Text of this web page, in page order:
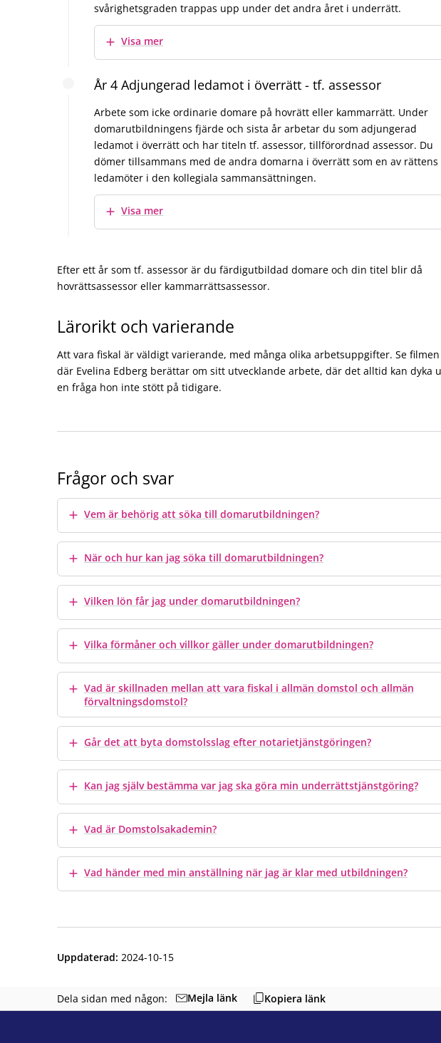
svårighetsgraden trappas upp under det andra året i underrätt.
Visa mer
År 4 Adjungerad ledamot i överrätt - tf. assessor
Arbete som icke ordinarie domare på hovrätt eller kammarrätt. Under
domarutbildningens fjärde och sista år arbetar du som adjungerad
ledamot i överrätt och har titeln tf. assessor, tillförordnad assessor. Du
dömer tillsammans med de andra domarna i överrätt som en av rättens
ledamöter i den kollegiala sammansättningen.
Visa mer
Efter ett år som tf. assessor är du färdigutbildad domare och din titel blir då
hovrättsassessor eller kammarrättsassessor.
Lärorikt och varierande
Att vara fiskal är väldigt varierande, med många olika arbetsuppgifter. Se filmen
där Evelina Edberg berättar om sitt utvecklande arbete, där det alltid kan dyka
en fråga hon inte stött på tidigare.
Frågor och svar
Visa merVem är behörig att söka till domarutbildningen?
Visa merNär och hur kan jag söka till domarutbildningen?
Visa merVilken lön får jag under domarutbildningen?
Visa merVilka förmåner och villkor gäller under domarutbildningen?
Visa merVad är skillnaden mellan att vara fiskal i allmän domstol och allmän
förvaltningsdomstol?
Visa merGår det att byta domstolsslag efter notarietjänstgöringen?
Visa merKan jag själv bestämma var jag ska göra min underrättstjänstgöring?
Visa merVad är Domstolsakademin?
Visa merVad händer med min anställning när jag är klar med utbildningen?
Uppdaterad: 2024-10-15
Dela sidan med någon: Mejla länk Kopiera länk